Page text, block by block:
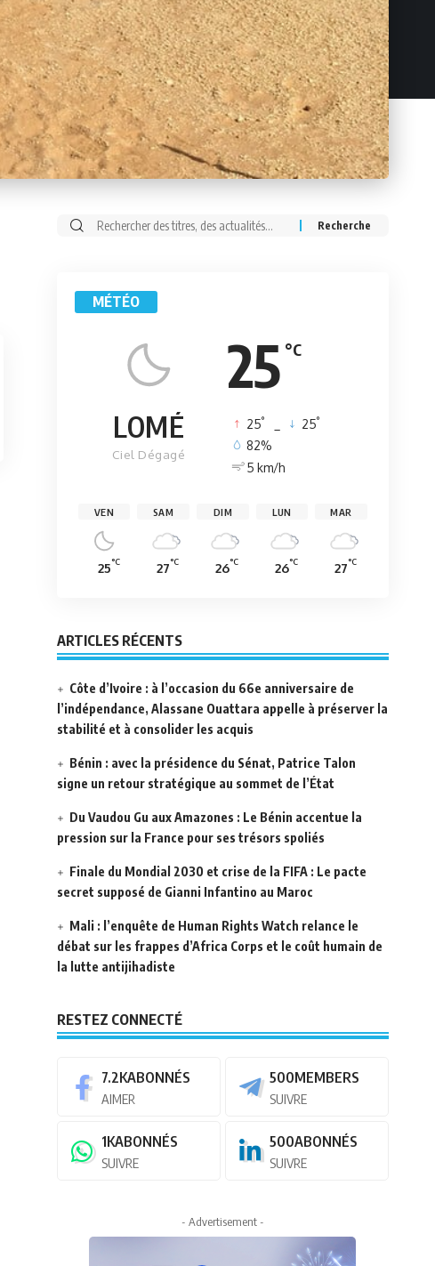
Rechercher:
MÉTÉO
25 °C
LOMÉ
Ciel Dégagé
25° 25°
82%
5 km/h
VEN
25°C
SAM
27°C
DIM
26°C
LUN
26°C
MAR
27°C
ARTICLES RÉCENTS
Côte d’Ivoire : à l’occasion du 66e anniversaire de
l’indépendance, Alassane Ouattara appelle à préserver la
stabilité et à consolider les acquis
Bénin : avec la présidence du Sénat, Patrice Talon
signe un retour stratégique au sommet de l’État
Du Vaudou Gu aux Amazones : Le Bénin accentue la
pression sur la France pour ses trésors spoliés
Finale du Mondial 2030 et crise de la FIFA : Le pacte
secret supposé de Gianni Infantino au Maroc
Mali : l’enquête de Human Rights Watch relance le
débat sur les frappes d’Africa Corps et le coût humain de
la lutte antijihadiste
RESTEZ CONNECTÉ
7.2KABONNÉS
AIMER
500MEMBERS
SUIVRE
1KABONNÉS
SUIVRE
500ABONNÉS
SUIVRE
- Advertisement -